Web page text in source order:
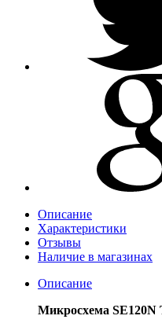
Описание
Характеристики
Отзывы
Наличие в магазинах
Описание
Микросхема SE120N